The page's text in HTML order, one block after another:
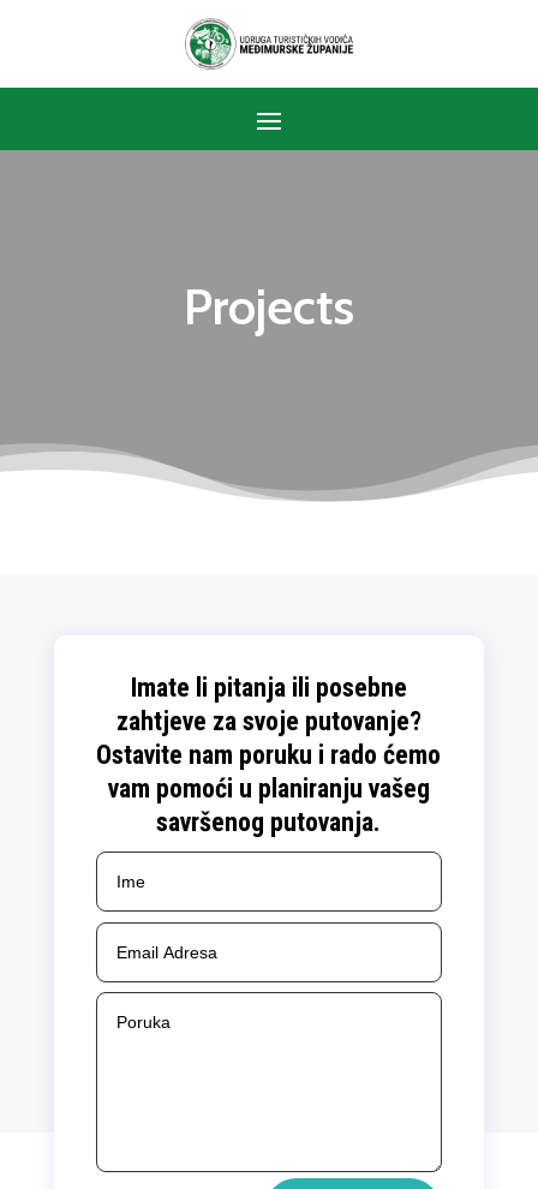
Projects
Imate li pitanja ili posebne
zahtjeve za svoje putovanje?
Ostavite nam poruku i rado ćemo
vam pomoći u planiranju vašeg
savršenog putovanja.